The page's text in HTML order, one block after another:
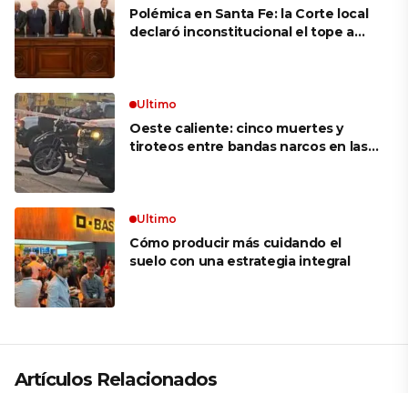
Polémica en Santa Fe: la Corte local
declaró inconstitucional el tope a
Ultimo
Oeste caliente: cinco muertes y
tiroteos entre bandas narcos en las
Ultimo
Cómo producir más cuidando el
suelo con una estrategia integral
Artículos Relacionados